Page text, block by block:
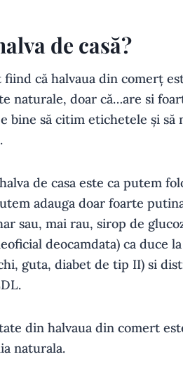
de casă?
că halvaua din comerț
naturale, doar că…are si
bine să citim etichetele și să
de casa este ca putem
adauga doar foarte
sau, mai rau, sirop de
deocamdata) ca duce
guta, diabet de tip II) si
din halvaua din comert
naturala.